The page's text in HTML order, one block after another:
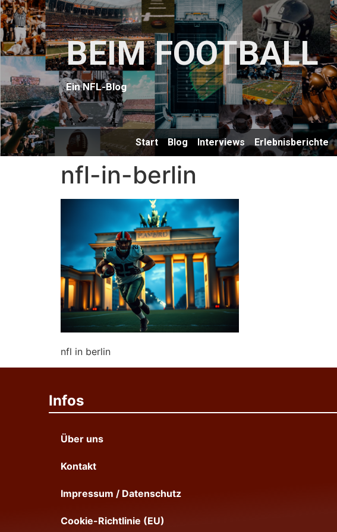
BEIM FOOTBALL
Ein NFL-Blog
Start Blog Interviews Erlebnisberichte
nfl-in-berlin
nfl in berlin
Infos
Über uns
Kontakt
Impressum / Datenschutz
Cookie-Richtlinie (EU)